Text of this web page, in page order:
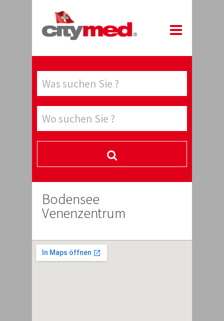
Bodensee
Venenzentrum